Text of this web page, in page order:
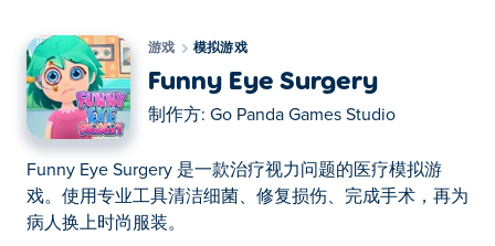
游戏 模拟游戏
Funny Eye Surgery
制作方: Go Panda Games Studio
Funny Eye Surgery 是一款治疗视力问题的医疗模拟游
戏。使用专业工具清洁细菌、修复损伤、完成手术，再为
病人换上时尚服装。